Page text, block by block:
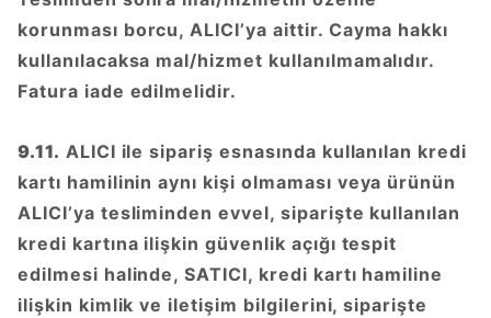
korunması borcu, ALICI’ya aittir. Cayma hakkı
kullanılacaksa mal/hizmet kullanılmamalıdır.
Fatura iade edilmelidir.
9.11. ALICI ile sipariş esnasında kullanılan kredi
kartı hamilinin aynı kişi olmaması veya ürünün
ALICI’ya tesliminden evvel, siparişte kullanılan
kredi kartına ilişkin güvenlik açığı tespit
edilmesi halinde, SATICI, kredi kartı hamiline
ilişkin kimlik ve iletişim bilgilerini, siparişte